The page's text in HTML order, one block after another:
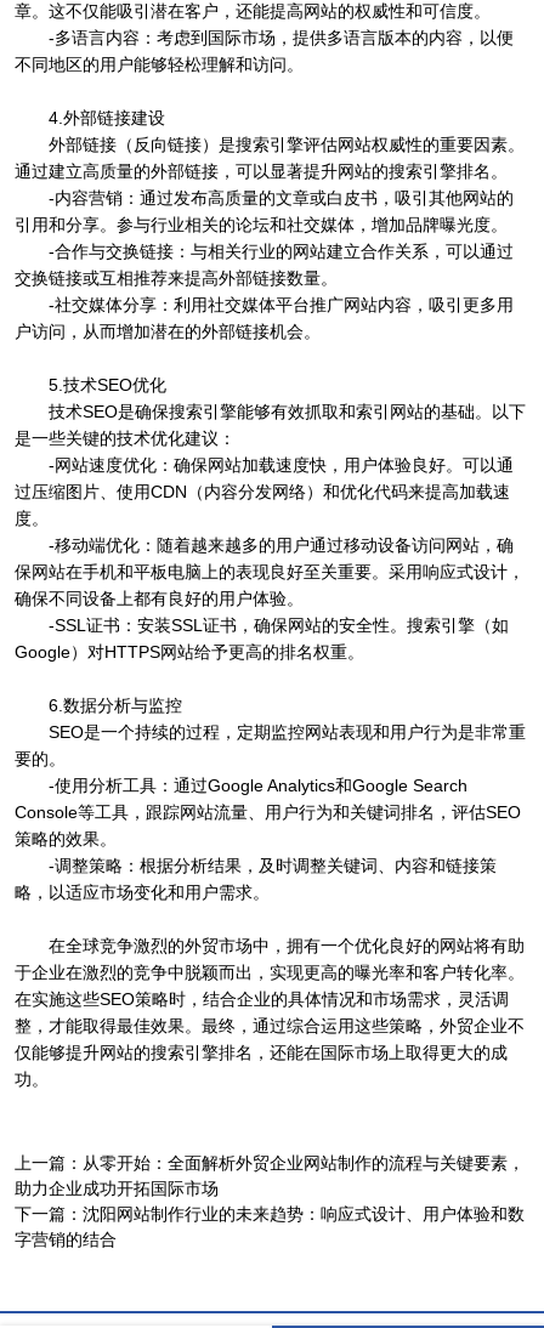
章。这不仅能吸引潜在客户，还能提高网站的权威性和可信度。
-多语言内容：考虑到国际市场，提供多语言版本的内容，以便
不同地区的用户能够轻松理解和访问。
4.外部链接建设
外部链接（反向链接）是搜索引擎评估网站权威性的重要因素。
通过建立高质量的外部链接，可以显著提升网站的搜索引擎排名。
-内容营销：通过发布高质量的文章或白皮书，吸引其他网站的
引用和分享。参与行业相关的论坛和社交媒体，增加品牌曝光度。
-合作与交换链接：与相关行业的网站建立合作关系，可以通过
交换链接或互相推荐来提高外部链接数量。
-社交媒体分享：利用社交媒体平台推广网站内容，吸引更多用
户访问，从而增加潜在的外部链接机会。
5.技术SEO优化
技术SEO是确保搜索引擎能够有效抓取和索引网站的基础。以下
是一些关键的技术优化建议：
-网站速度优化：确保网站加载速度快，用户体验良好。可以通
过压缩图片、使用CDN（内容分发网络）和优化代码来提高加载速
度。
-移动端优化：随着越来越多的用户通过移动设备访问网站，确
保网站在手机和平板电脑上的表现良好至关重要。采用响应式设计，
确保不同设备上都有良好的用户体验。
-SSL证书：安装SSL证书，确保网站的安全性。搜索引擎（如
Google）对HTTPS网站给予更高的排名权重。
6.数据分析与监控
SEO是一个持续的过程，定期监控网站表现和用户行为是非常重
要的。
-使用分析工具：通过Google Analytics和Google Search
Console等工具，跟踪网站流量、用户行为和关键词排名，评估SEO
策略的效果。
-调整策略：根据分析结果，及时调整关键词、内容和链接策
略，以适应市场变化和用户需求。
在全球竞争激烈的外贸市场中，拥有一个优化良好的网站将有助
于企业在激烈的竞争中脱颖而出，实现更高的曝光率和客户转化率。
在实施这些SEO策略时，结合企业的具体情况和市场需求，灵活调
整，才能取得最佳效果。最终，通过综合运用这些策略，外贸企业不
仅能够提升网站的搜索引擎排名，还能在国际市场上取得更大的成
功。
上一篇： 从零开始：全面解析外贸企业网站制作的流程与关键要素，
助力企业成功开拓国际市场
下一篇： 沈阳网站制作行业的未来趋势：响应式设计、用户体验和数
字营销的结合